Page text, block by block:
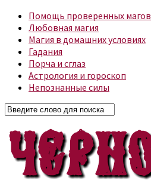
Помощь проверенных магов
Любовная магия
Магия в домашних условиях
Гадания
Порча и сглаз
Астрология и гороскоп
Непознанные силы